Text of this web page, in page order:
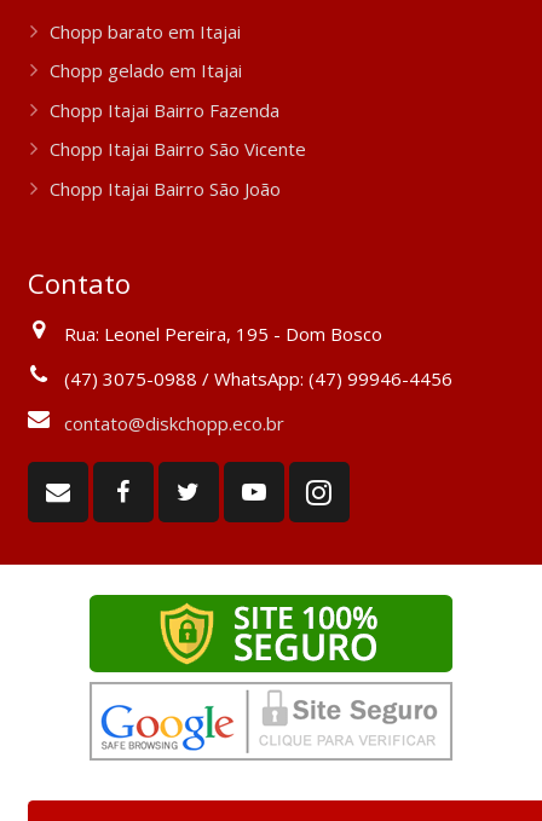
Chopp barato em Itajai
Chopp gelado em Itajai
Chopp Itajai Bairro Fazenda
Chopp Itajai Bairro São Vicente
Chopp Itajai Bairro São João
Contato
Rua: Leonel Pereira, 195 - Dom Bosco
(47) 3075-0988 / WhatsApp: (47) 99946-4456
contato@diskchopp.eco.br